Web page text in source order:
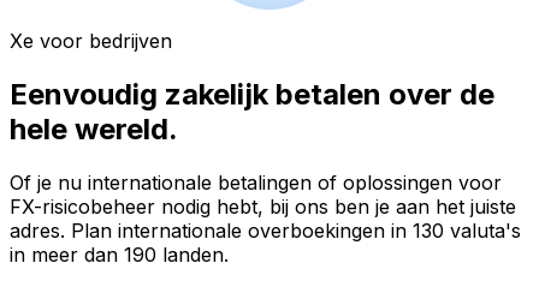
Xe voor bedrijven
Eenvoudig zakelijk betalen over de
hele wereld.
Of je nu internationale betalingen of oplossingen voor
FX-risicobeheer nodig hebt, bij ons ben je aan het juiste
adres. Plan internationale overboekingen in 130 valuta's
in meer dan 190 landen.